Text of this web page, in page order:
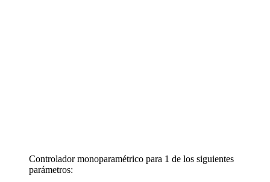
Controlador monoparamétrico para 1 de los siguientes
parámetros: